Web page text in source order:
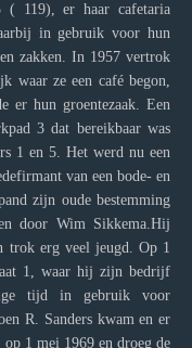
( 119), er haar cafetaria
in gebruik voor hun
zakken. In 1957 vertrok
waar ze een café begon,
er hun groentezaak. Een
3 dat bereikbaar was
1 en 5. Het werd nu een
van een bode- en
zijn oude bestemming
door Wim Sikkema.Hij
trok erg veel jeugd. Op 1
1, waar hij zijn bedrijf
tijd in gebruik voor
R. Sanders kwam en er
1 mei 1969 en droeg de